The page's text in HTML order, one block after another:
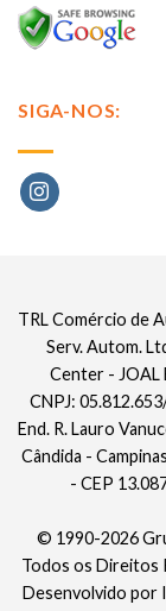
SIGA-NOS:
TRL Comércio de
Serv. Autom.
Center - JOAL
CNPJ:
End. R. Lauro
Cândida -
- CEP
© 1990-2026
Todos os Direitos
Desenvolvido por